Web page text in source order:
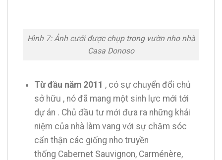
Hình 7: Ảnh cưới được chụp trong vườn nho nhà
Casa Donoso
Từ đầu năm 2011 , có sự chuyển đổi chủ
sở hữu , nó đã mang một sinh lực mới tới
dự án . Chủ đầu tư mới đưa ra những khái
niệm của nhà làm vang với sự chăm sóc
cẩn thận các giống nho truyền
thống Cabernet Sauvignon, Carménère,